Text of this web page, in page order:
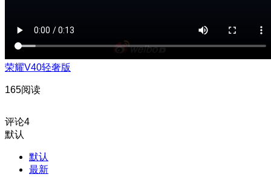
荣耀V40轻奢版
165阅读
评论4
默认
默认
最新